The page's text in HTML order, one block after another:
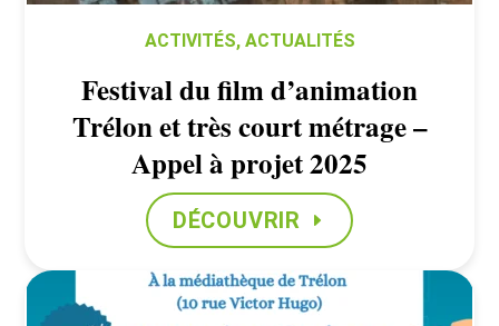
ACTIVITÉS, ACTUALITÉS
Festival du film d’animation
Trélon et très court métrage –
Appel à projet 2025
DÉCOUVRIR